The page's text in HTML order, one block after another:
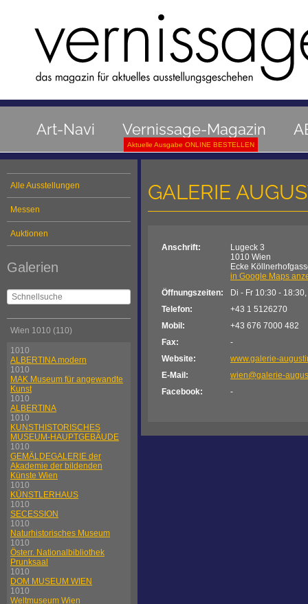
Art-Navi Vernissage-Magazin
Aktuelle Ausgabe ONLINE BESTELLEN
Alle Ausstellungen
Messen
Auktionen
Galerien
Wien 1010 (110)
1010
ALBERTINA modern
1010
MAK Museum für angewandte
Kunst
1010
ALBERTINA
1010
KUNSTHISTORISCHES
MUSEUM-HAUPTGEBÄUDE
1010
GEMÄLDEGALERIE der
Akademie der bildenden
Künste Wien
1010
KÜNSTLERHAUS
1010
SECESSION
1010
Naturhistorisches Museum
1010
Österr. Nationalbibliothek
Prunksaal
1010
DOM MUSEUM WIEN
1010
Weltmuseum Wien
GALERIE
Anschrift:
Lugeck 3
1010 Wien
Ecke
in Google Maps
Öffnungszeiten:
Di - Fr 10:30 -
Telefon:
+43 1 5126270
Mobil:
+43 676 7000 482
Fax:
-
Website:
www.galerie-
E-Mail:
wien@galerie-
Facebook:
-